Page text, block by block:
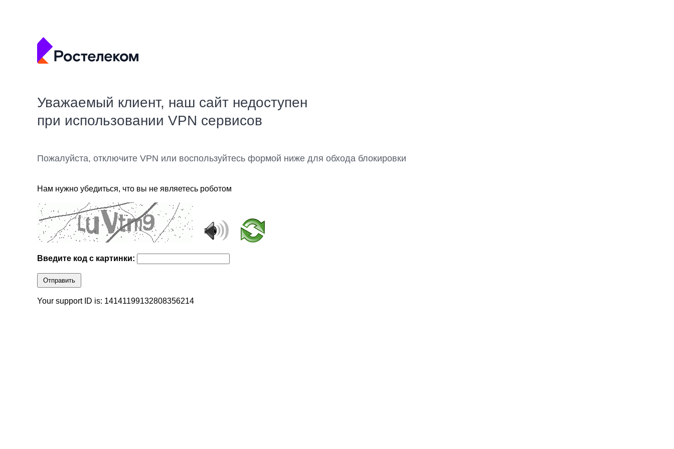
Уважаемый клиент, наш сайт недоступен
при использовании VPN сервисов
Пожалуйста, отключите VPN или воспользуйтесь формой ниже для обхода блокировки
Нам нужно убедиться, что вы не являетесь роботом
Введите код с картинки:
Отправить
Your support ID is: 14141199132808356214